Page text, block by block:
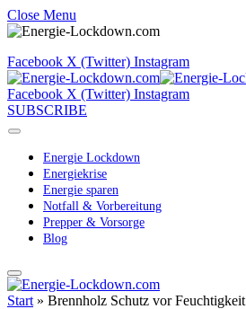
Close Menu
Facebook X (Twitter) Instagram
Facebook X (Twitter) Instagram
SUBSCRIBE
Energie Lockdown
Energiekrise
Energie sparen
Notfall & Vorbereitung
Prepper & Vorsorge
Blog
Start » Brennholz Schutz vor Feuchtigkeit